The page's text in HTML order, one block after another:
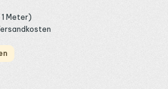
Meter)